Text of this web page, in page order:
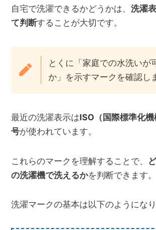
自宅で洗濯できるかどうかは、洗濯
て判断することが大切です。
とくに「家庭での水洗いが
か」を示すマークを確認し
最近の洗濯表示はISO（国際標準化
号が使われています。
これらのマークを理解することで、
の洗濯機で洗えるかを判断できます。
洗濯マークの基本は以下のようになり